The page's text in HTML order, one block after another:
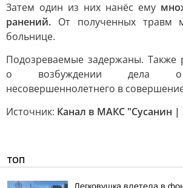
Затем один из них нанёс ему
ранений. От полученных травм
больнице.
Подозреваемые задержаны. Также
о возбуждении дела о
несовершеннолетнего в
Источник: Канал в МАКС "Сусанин |
ТОП